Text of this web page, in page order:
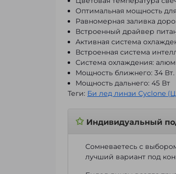
Оптимальная мощность
Равномерная заливка
Встроенный драйвер
Активная система
Встроенная система
Система охлаждения:
Мощность ближнего: 34 Вт.
Мощность дальнего: 45 Вт
Теги: Би лед линзи Cyclone
✩ Индивидуальный
Сомневаетесь с
лучший вариант под